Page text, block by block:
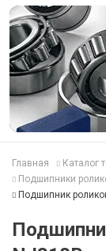
Главная Каталог
Подшипники
Подшипник